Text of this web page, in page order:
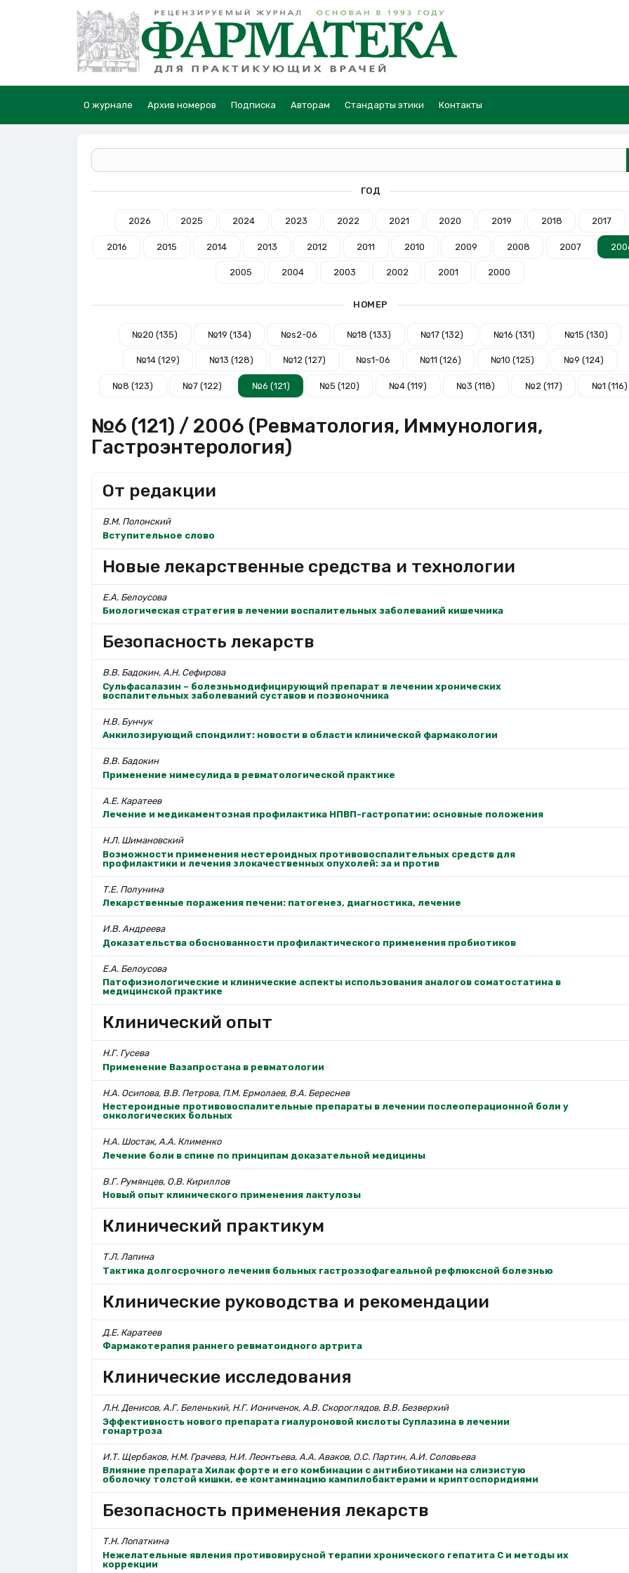
О журнале Архив номеров Подписка Авторам Стандарты этики Контакты
ГОД
2026 2025 2024 2023 2022 2021 2020 2019 2018 2017
2016 2015 2014 2013 2012 2011 2010 2009 2008 2007
2005 2004 2003 2002 2001 2000
НОМЕР
№20 (135) №19 (134) №s2-06 №18 (133) №17 (132) №16 (131) №15 (130)
№14 (129) №13 (128) №12 (127) №s1-06 №11 (126) №10 (125) №9 (124)
№8 (123) №7 (122) №6 (121) №5 (120) №4 (119) №3 (118) №2 (117) №1 (116)
№6 (121) / 2006 (Ревматология, Иммунология,
Гастроэнтерология)
От редакции
В.М. Полонский
Вступительное слово
Новые лекарственные средства и технологии
Е.А. Белоусова
Биологическая стратегия в лечении воспалительных заболеваний кишечника
Безопасность лекарств
В.В. Бадокин, А.Н. Сефирова
Сульфасалазин – болезньмодифицирующий препарат в лечении хронических
воспалительных заболеваний суставов и позвоночника
Н.В. Бунчук
Анкилозирующий спондилит: новости в области клинической фармакологии
В.В. Бадокин
Применение нимесулида в ревматологической практике
А.Е. Каратеев
Лечение и медикаментозная профилактика НПВП-гастропатии: основные положения
Н.Л. Шимановский
Возможности применения нестероидных противовоспалительных средств для
профилактики и лечения злокачественных опухолей: за и против
Т.Е. Полунина
Лекарственные поражения печени: патогенез, диагностика, лечение
И.В. Андреева
Доказательства обоснованности профилактического применения пробиотиков
Е.А. Белоусова
Патофизиологические и клинические аспекты использования аналогов соматостатина в
медицинской практике
Клинический опыт
Н.Г. Гусева
Применение Вазапростана в ревматологии
Н.А. Осипова, В.В. Петрова, П.М. Ермолаев, В.А. Береснев
Нестероидные противовоспалительные препараты в лечении послеоперационной боли у
онкологических больных
Н.А. Шостак, А.А. Клименко
Лечение боли в спине по принципам доказательной медицины
В.Г. Румянцев, О.В. Кириллов
Новый опыт клинического применения лактулозы
Клинический практикум
Т.Л. Лапина
Тактика долгосрочного лечения больных гастроэзофагеальной рефлюксной болезнью
Клинические руководства и рекомендации
Д.Е. Каратеев
Фармакотерапия раннего ревматоидного артрита
Клинические исследования
Л.Н. Денисов, А.Г. Беленький, Н.Г. Иониченок, А.В. Скороглядов, В.В. Безверхий
Эффективность нового препарата гиалуроновой кислоты Суплазина в лечении
гонартроза
И.Т. Щербаков, Н.М. Грачева, Н.И. Леонтьева, А.А. Аваков, О.С. Партин, А.И. Соловьева
Влияние препарата Хилак форте и его комбинации с антибиотиками на слизистую
оболочку толстой кишки, ее контаминацию кампилобактерами и криптоспоридиями
Безопасность применения лекарств
Т.Н. Лопаткина
Нежелательные явления противовирусной терапии хронического гепатита С и методы их
коррекции